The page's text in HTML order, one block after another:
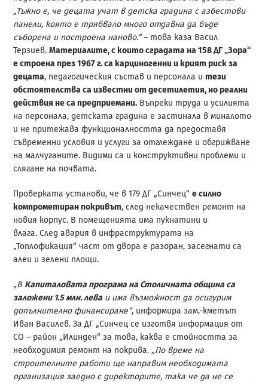
„Тъжно е, че децата учат в детска градина с азбестови
панели, която е трябвало много отдавна да бъде
съборена и построена наново.“– това каза Васил
Терзиев.Материалите, с които сградата на 158 ДГ „Зора“
е строена през 1967 г. са карциногенни и крият риск за
децата, педагогическия състав и персонала итези
обстоятелства са известни от десетилетия, но реални
действия не са предприемани. Въпреки труда и усилията
на персонала, детската градина е застинала в миналото
и не притежава функционалността да предоставя
съвременни условия и услуги за отглеждане и обгрижване
на малчуганите. Видими са и конструктивни проблеми и
слягане на почвата.
Проверката установи, че в 179 ДГ „Синчец“е силно
компрометиран покривът, след некачествен ремонт на
новия корпус. В помещенията има пукнатини и
влага. След авария в инфраструктурата на
„Топлофикация“ част от двора е разоран, засегнати са
алеи и зелени площи.
„В Капиталовата програма на Столичната община са
заложени 1.5 млн. лева и има възможност да осигурим
допълнително финансиране“, информира зам.-кметът
Иван Василев. За ДГ „Синчец се изготвя информация от
СО – район „Илинден“ за това, каква е стойността за
необходимия ремонт на покрива. „По време на
строителните работи ще направим необходимата
организация заедно с директорите, така че да не се